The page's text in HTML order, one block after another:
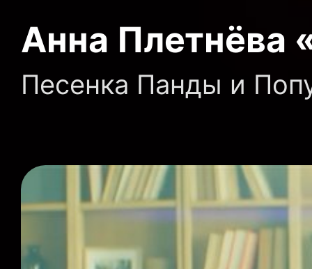
Анна Плетнёва
Песенка Панды и